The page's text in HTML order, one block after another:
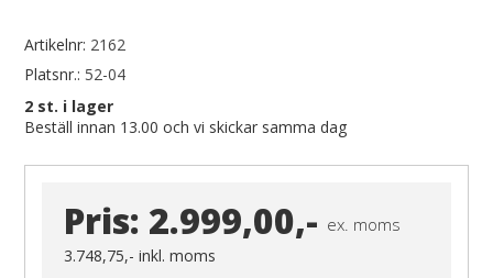
Artikelnr: 2162
Platsnr.: 52-04
2 st. i lager
Beställ innan 13.00 och vi skickar samma dag
Pris: 2.999,00,- ex. moms
3.748,75,-inkl. moms